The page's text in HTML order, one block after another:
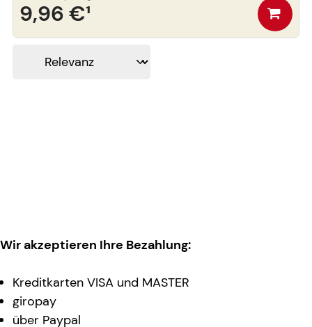
9,96 €¹
Wir akzeptieren Ihre Bezahlung:
Kreditkarten VISA und MASTER
giropay
über Paypal